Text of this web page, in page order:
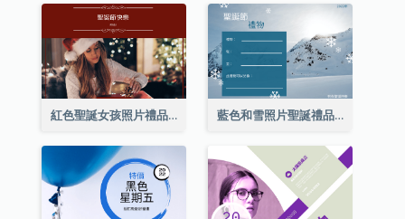
紅色聖誕女孩照片禮品卡 藍色和雪照片聖誕禮品卡